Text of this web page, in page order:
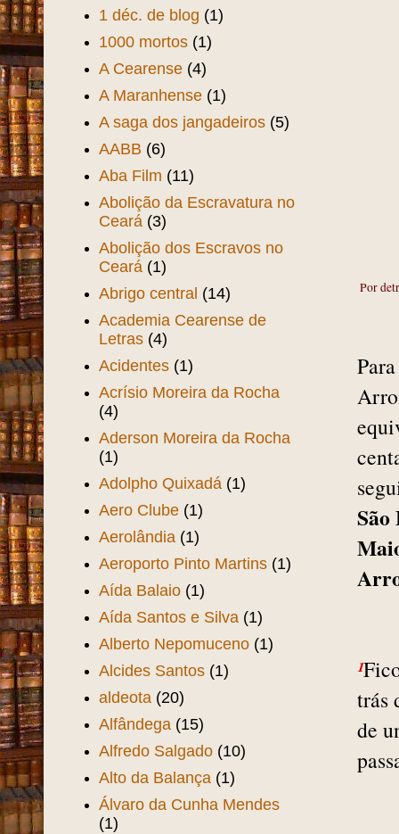
Por
São
¹
trás
de
1 déc. de blog (1)
1000 mortos (1)
A Cearense (4)
A Maranhense (1)
A saga dos jangadeiros (5)
AABB (6)
Aba Film (11)
Abolição da Escravatura no
Ceará (3)
Abolição dos Escravos no
Ceará (1)
Abrigo central (14)
Academia Cearense de
Letras (4)
Acidentes (1)
Acrísio Moreira da Rocha
(4)
Aderson Moreira da Rocha
(1)
Adolpho Quixadá (1)
Aero Clube (1)
Aerolândia (1)
Aeroporto Pinto Martins (1)
Aída Balaio (1)
Aída Santos e Silva (1)
Alberto Nepomuceno (1)
Alcides Santos (1)
aldeota (20)
Alfândega (15)
Alfredo Salgado (10)
Alto da Balança (1)
Álvaro da Cunha Mendes
(1)